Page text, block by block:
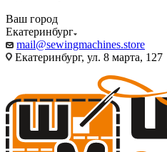
Ваш город
Екатеринбург
mail@sewingmachines.store
Екатеринбург, ул. 8 марта, 127